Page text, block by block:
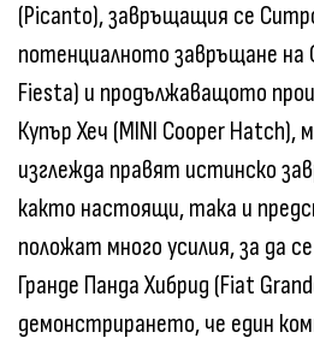
(Picanto), завръщащия се
потенциалното завръщане
Fiesta) и продължаващото
Купър Хеч (MINI Cooper
изглежда правят истинско
както настоящи, така и
положат много усилия, за да
Гранде Панда Хибрид (Fiat
демонстрирането, че един